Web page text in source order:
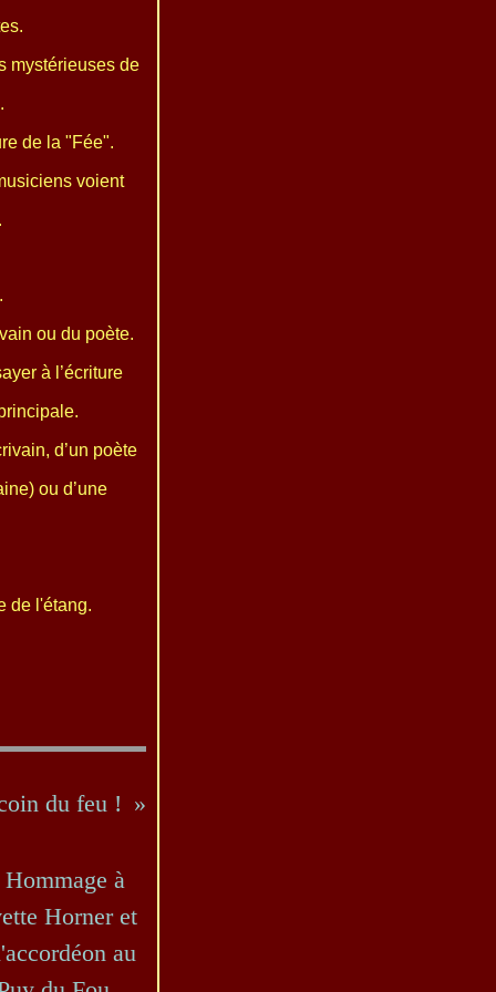
mystérieuses de
de la "Fée".
voient
ou du poète.
à l’écriture
d’un poète
ou d’une
de l'étang.
du feu !